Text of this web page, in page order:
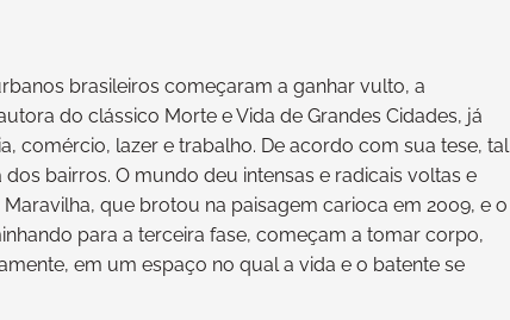
brasileiros começaram a ganhar vulto, a
do clássico Morte e Vida de Grandes Cidades, já
comércio, lazer e trabalho. De acordo com sua tese, tal
bairros. O mundo deu intensas e radicais voltas e
que brotou na paisagem carioca em 2009, e o
para a terceira fase, começam a tomar corpo,
em um espaço no qual a vida e o batente se